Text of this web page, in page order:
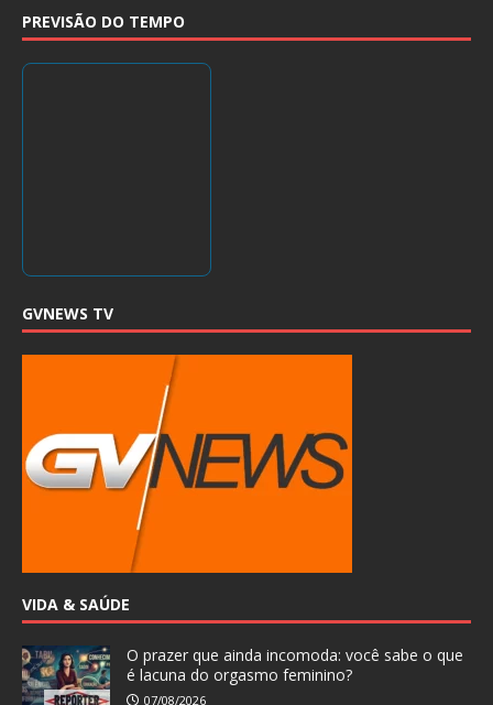
PREVISÃO DO TEMPO
GVNEWS TV
VIDA & SAÚDE
O prazer que ainda incomoda: você sabe o que
é lacuna do orgasmo feminino?
07/08/2026